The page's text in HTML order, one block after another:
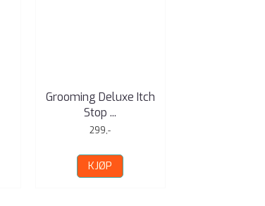
Grooming Deluxe Itch
Stop ...
299,-
KJØP